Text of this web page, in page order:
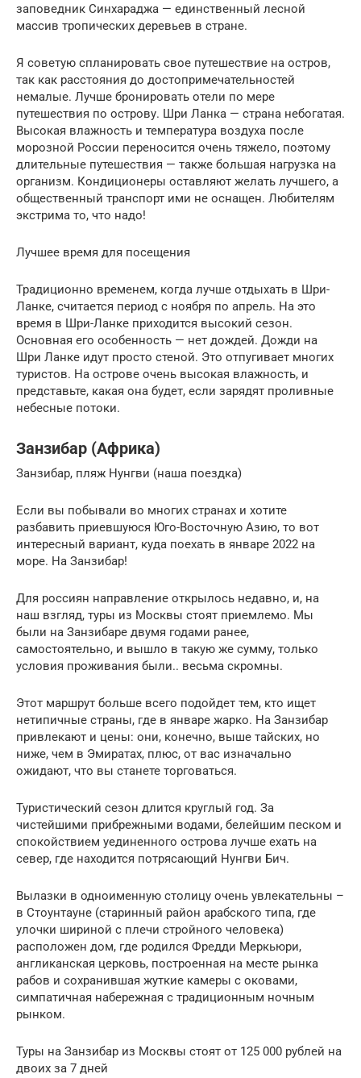
заповедник Синхараджа — единственный лесной
массив тропических деревьев в стране.
Я советую спланировать свое путешествие на остров,
так как расстояния до достопримечательностей
немалые. Лучше бронировать отели по мере
путешествия по острову. Шри Ланка — страна небогатая.
Высокая влажность и температура воздуха после
морозной России переносится очень тяжело, поэтому
длительные путешествия — также большая нагрузка на
организм. Кондиционеры оставляют желать лучшего, а
общественный транспорт ими не оснащен. Любителям
экстрима то, что надо!
Лучшее время для посещения
Традиционно временем, когда лучше отдыхать в Шри-
Ланке, считается период с ноября по апрель. На это
время в Шри-Ланке приходится высокий сезон.
Основная его особенность — нет дождей. Дожди на
Шри Ланке идут просто стеной. Это отпугивает многих
туристов. На острове очень высокая влажность, и
представьте, какая она будет, если зарядят проливные
небесные потоки.
Занзибар (Африка)
Занзибар, пляж Нунгви (наша поездка)
Если вы побывали во многих странах и хотите
разбавить приевшуюся Юго-Восточную Азию, то вот
интересный вариант, куда поехать в январе 2022 на
море. На Занзибар!
Для россиян направление открылось недавно, и, на
наш взгляд, туры из Москвы стоят приемлемо. Мы
были на Занзибаре двумя годами ранее,
самостоятельно, и вышло в такую же сумму, только
условия проживания были.. весьма скромны.
Этот маршрут больше всего подойдет тем, кто ищет
нетипичные страны, где в январе жарко. На Занзибар
привлекают и цены: они, конечно, выше тайских, но
ниже, чем в Эмиратах, плюс, от вас изначально
ожидают, что вы станете торговаться.
Туристический сезон длится круглый год. За
чистейшими прибрежными водами, белейшим песком и
спокойствием уединенного острова лучше ехать на
север, где находится потрясающий Нунгви Бич.
Вылазки в одноименную столицу очень увлекательны –
в Стоунтауне (старинный район арабского типа, где
улочки шириной с плечи стройного человека)
расположен дом, где родился Фредди Меркьюри,
англиканская церковь, построенная на месте рынка
рабов и сохранившая жуткие камеры с оковами,
симпатичная набережная с традиционным ночным
рынком.
Туры на Занзибар из Москвы стоят от 125 000 рублей на
двоих за 7 дней